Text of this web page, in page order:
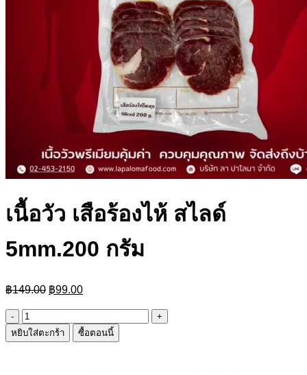
เนื้อวัว เสือร้องไห้ สไลด์
5mm.200 กรัม
฿149.00 Original
price
was:
฿149.00.
฿99.00Current
price
is:
฿99.00.
จำนวน
เนื้อ
หยิบใส่ตะกร้า ซื้อตอนนี้